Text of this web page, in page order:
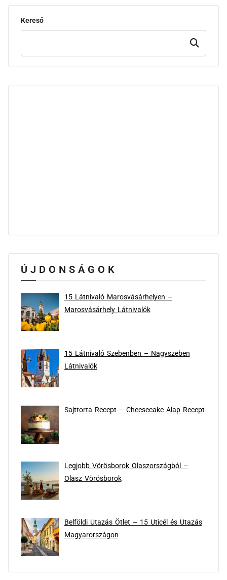
Kereső
Keresd
ÚJDONSÁGOK
15 Látnivaló Marosvásárhelyen –
Marosvásárhely Látnivalók
15 Látnivaló Szebenben – Nagyszeben
Látnivalók
Sajttorta Recept – Cheesecake Alap Recept
Legjobb Vörösborok Olaszországból –
Olasz Vörösborok
Belföldi Utazás Ötlet – 15 Uticél és Utazás
Magyarországon